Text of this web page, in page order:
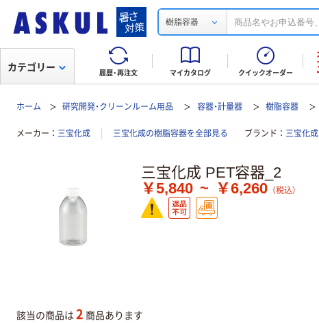
樹脂容器
履歴・再注文 マイカタログ クイックオーダー
カテゴリー
ホーム 研究開発・クリーンルーム用品 容器・計量器 樹脂容器
メーカー 三宝化成 三宝化成の樹脂容器を全部見る ブランド 三宝化成
三宝化成 PET容器_2
￥5,840 ~ ￥6,260 （税込）
該当の商品は 2 商品あります